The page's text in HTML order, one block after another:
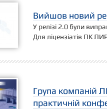
Вийшов новий
У релізі 2.0 були
Для ліцензіатів ПК
Група компаній
практичній